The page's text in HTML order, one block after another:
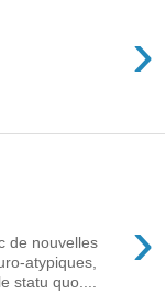
›
›
de nouvelles
atypiques,
statu quo....